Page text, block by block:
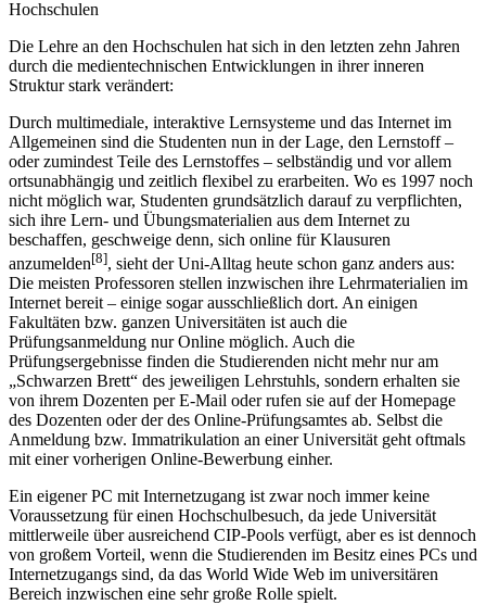
Hochschulen
Die Lehre an den Hochschulen hat sich in den letzten zehn Jahren
durch die medientechnischen Entwicklungen in ihrer inneren
Struktur stark verändert:
Durch multimediale, interaktive Lernsysteme und das Internet im
Allgemeinen sind die Studenten nun in der Lage, den Lernstoff –
oder zumindest Teile des Lernstoffes – selbständig und vor allem
ortsunabhängig und zeitlich flexibel zu erarbeiten. Wo es 1997 noch
nicht möglich war, Studenten grundsätzlich darauf zu verpflichten,
sich ihre Lern- und Übungsmaterialien aus dem Internet zu
beschaffen, geschweige denn, sich online für Klausuren
anzumelden[8], sieht der Uni-Alltag heute schon ganz anders aus:
Die meisten Professoren stellen inzwischen ihre Lehrmaterialien im
Internet bereit – einige sogar ausschließlich dort. An einigen
Fakultäten bzw. ganzen Universitäten ist auch die
Prüfungsanmeldung nur Online möglich. Auch die
Prüfungsergebnisse finden die Studierenden nicht mehr nur am
„Schwarzen Brett“ des jeweiligen Lehrstuhls, sondern erhalten sie
von ihrem Dozenten per E-Mail oder rufen sie auf der Homepage
des Dozenten oder der des Online-Prüfungsamtes ab. Selbst die
Anmeldung bzw. Immatrikulation an einer Universität geht oftmals
mit einer vorherigen Online-Bewerbung einher.
Ein eigener PC mit Internetzugang ist zwar noch immer keine
Voraussetzung für einen Hochschulbesuch, da jede Universität
mittlerweile über ausreichend CIP-Pools verfügt, aber es ist dennoch
von großem Vorteil, wenn die Studierenden im Besitz eines PCs und
Internetzugangs sind, da das World Wide Web im universitären
Bereich inzwischen eine sehr große Rolle spielt.